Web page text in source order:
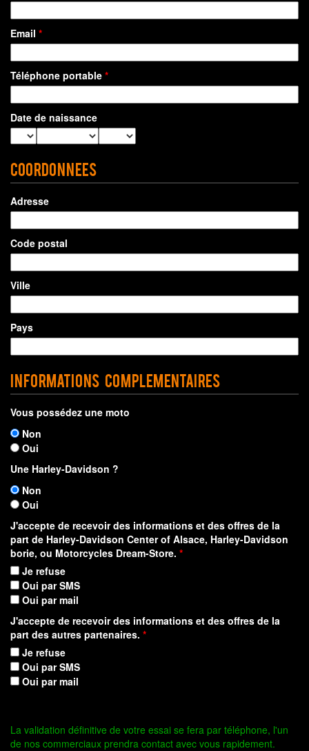
Email *
Téléphone portable *
Date de naissance
Coordonnees
Adresse
Code postal
Ville
Pays
Informations complementaires
Vous possédez une moto
Non
Oui
Une Harley-Davidson ?
Non
Oui
J'accepte de recevoir des informations et des offres de la
part de Harley-Davidson Center of Alsace, Harley-Davidson
borie, ou Motorcycles Dream-Store. *
Je refuse
Oui par SMS
Oui par mail
J'accepte de recevoir des informations et des offres de la
part des autres partenaires. *
Je refuse
Oui par SMS
Oui par mail
La validation définitive de votre essai se fera par téléphone, l'un
de nos commerciaux prendra contact avec vous rapidement.